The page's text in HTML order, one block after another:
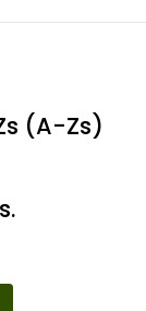
(A-Zs)